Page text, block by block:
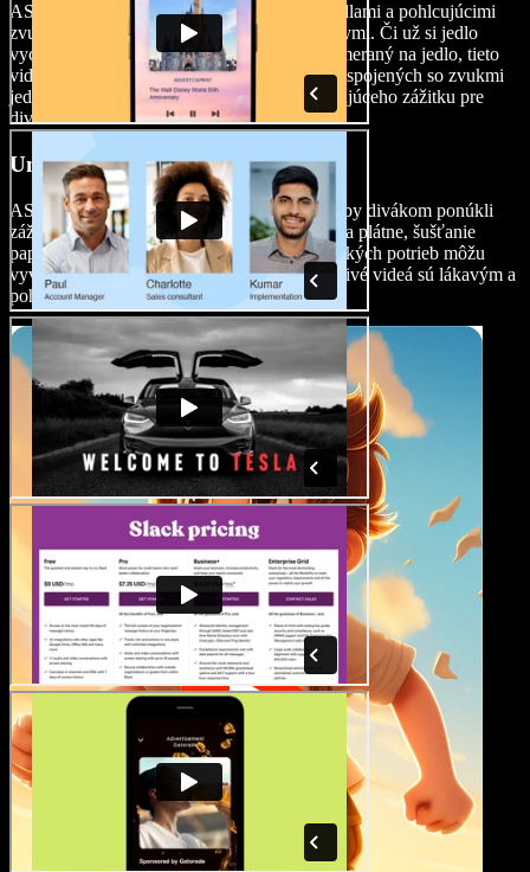
ASMR videá v štýle mukbang s lákavými jedlami a pohlcujúcimi
zvukmi jedenia sa stali mimoriadne populárnymi. Či už si jedlo
vychutnávate, alebo tvoríte ASMR obsah zameraný na jedlo, tieto
videá sú ideálne na vyvolanie ASMR reakcií spojených so zvukmi
jedenia a na vytvorenie jedinečného, upokojujúceho zážitku pre
divákov.
Umelecké a DIY videá
ASMR a svet umenia a tvorenia sa spájajú, aby divákom ponúkli
zážitok plný zmyslov. Jemné zvuky štetcov na plátne, šušťanie
papiera alebo starostlivé usporiadanie umeleckých potrieb môžu
vyvolať mravčenie – ASMR umelecké a tvorivé videá sú lákavým a
pohlcujúcim žánrom.